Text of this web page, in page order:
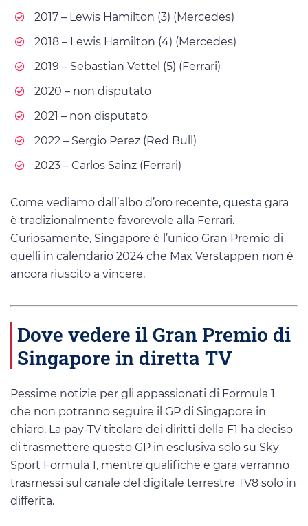
2017 – Lewis Hamilton (3) (Mercedes)
2018 – Lewis Hamilton (4) (Mercedes)
2019 – Sebastian Vettel (5) (Ferrari)
2020 – non disputato
2021 – non disputato
2022 – Sergio Perez (Red Bull)
2023 – Carlos Sainz (Ferrari)
Come vediamo dall’albo d’oro recente, questa gara
è tradizionalmente favorevole alla Ferrari.
Curiosamente, Singapore è l’unico Gran Premio di
quelli in calendario 2024 che Max Verstappen non è
ancora riuscito a vincere.
Dove vedere il Gran Premio di
Singapore in diretta TV
Pessime notizie per gli appassionati di Formula 1
che non potranno seguire il GP di Singapore in
chiaro. La pay-TV titolare dei diritti della F1 ha deciso
di trasmettere questo GP in esclusiva solo su Sky
Sport Formula 1, mentre qualifiche e gara verranno
trasmessi sul canale del digitale terrestre TV8 solo in
differita.